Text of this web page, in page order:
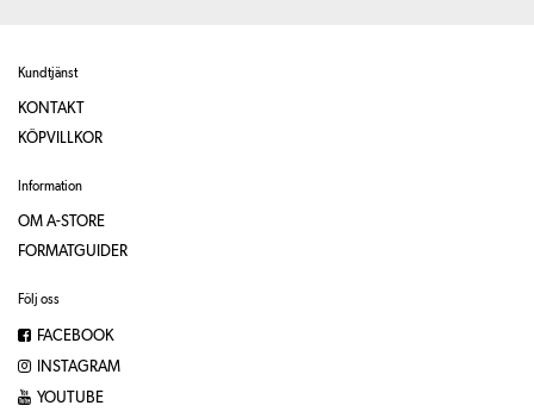
Kundtjänst
KONTAKT
KÖPVILLKOR
Information
OM A-STORE
FORMATGUIDER
Följ oss
FACEBOOK
INSTAGRAM
YOUTUBE